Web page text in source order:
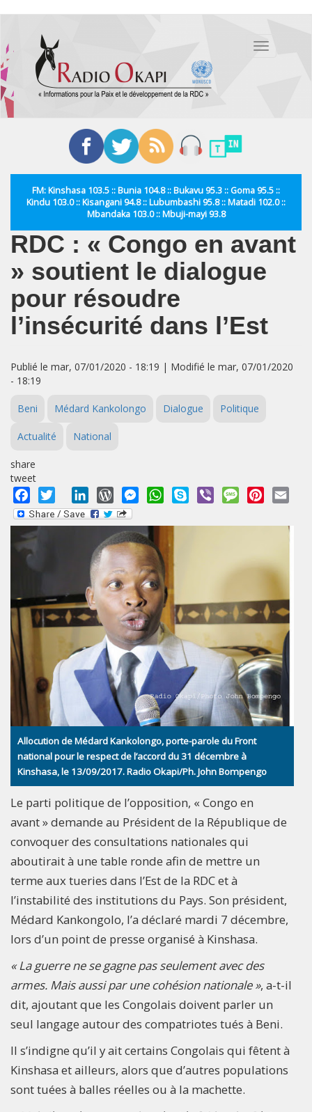
contenu
principal
Toggle
FM: Kinshasa 103.5 :: Bunia 104.8 :: Bukavu 95.3 :: Goma 95.5 ::
Kindu 103.0 :: Kisangani 94.8 :: Lubumbashi 95.8 :: Matadi 102.0 ::
Mbandaka 103.0 :: Mbuji-mayi 93.8
RDC : « Congo en avant
» soutient le dialogue
pour résoudre
l’insécurité dans l’Est
Publié le mar, 07/01/2020 - 18:19 | Modifié le mar, 07/01/2020
- 18:19
Beni Médard Kankolongo Dialogue Politique
Actualité National
share
tweet
Facebook
Twitter LinkedInWordPressMessengerWhatsApp
Skype Viber MessagePinterest
Allocution de Médard Kankolongo, porte-parole du Front
national pour le respect de l’accord du 31 décembre à
Kinshasa, le 13/09/2017. Radio Okapi/Ph. John Bompengo
Le parti politique de l’opposition, « Congo en
avant » demande au Président de la République de
convoquer des consultations nationales qui
aboutirait à une table ronde afin de mettre un
terme aux tueries dans l’Est de la RDC et à
l’instabilité des institutions du Pays. Son président,
Médard Kankongolo, l’a déclaré mardi 7 décembre,
lors d’un point de presse organisé à Kinshasa.
« La guerre ne se gagne pas seulement avec des
armes. Mais aussi par une cohésion nationale », a-t-il
dit, ajoutant que les Congolais doivent parler un
seul langage autour des compatriotes tués à Beni.
Il s’indigne qu’il y ait certains Congolais qui fêtent à
Kinshasa et ailleurs, alors que d’autres populations
sont tuées à balles réelles ou à la machette.